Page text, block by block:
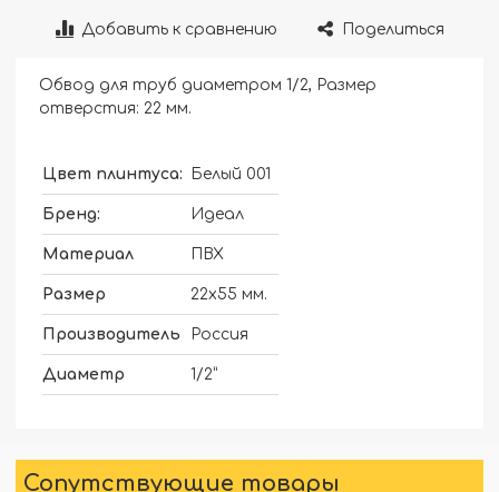
Добавить к сравнению Поделиться
Обвод для труб диаметром 1/2, Размер
отверстия: 22 мм.
Цвет плинтуса: Белый 001
Бренд: Идеал
Материал ПВХ
Размер 22х55 мм.
Производитель Россия
Диаметр 1/2”
Сопутствующие товары